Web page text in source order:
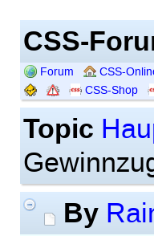
CSS-
Forum CSS-
CSS-Shop
Topic
By